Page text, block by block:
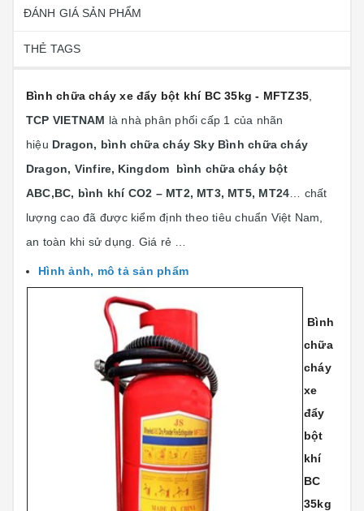
ĐÁNH GIÁ SẢN PHẨM
THẺ TAGS
Bình chữa cháy xe đẩy bột khí BC 35kg - MFTZ35
TCP VIETNAM là nhà phân phối cấp 1 của nhãn
hiệu Dragon, bình chữa cháy Sky Bình chữa cháy
Dragon, Vinfire, Kingdom bình chữa cháy bột
ABC,BC, bình khí CO2 – MT2, MT3, MT5, MT24 … chất
lượng cao đã được kiểm định theo tiêu chuẩn Việt Nam,
an toàn khi sử dụng. Giá rẻ …
Hình ảnh, mô tả sản phẩm
Bình
chữa
cháy
xe
đẩy
bột
khí
BC
35kg